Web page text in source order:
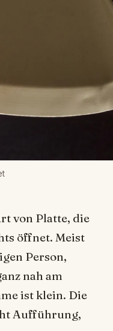
von Platte, die
öffnet. Meist
Person,
nah am
ist klein. Die
Aufführung,